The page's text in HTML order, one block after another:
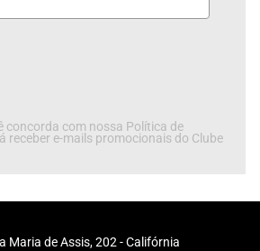
concorda com nossa Política de
receber e-mails promocionais do Clube
Maria de Assis, 202 - Califórnia